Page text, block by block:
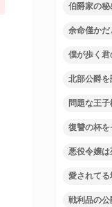
伯爵家の
余命僅かだ
僕が歩く君
北部公爵
問題な王子
復讐の杯を
悪役令嬢は
愛されて
戦利品の公